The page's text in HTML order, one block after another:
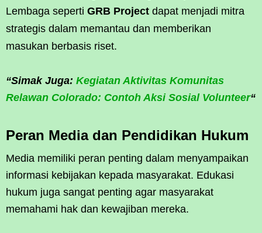
Lembaga seperti GRB Project dapat menjadi mitra
strategis dalam memantau dan memberikan
masukan berbasis riset.
“Simak Juga: Kegiatan Aktivitas Komunitas
Relawan Colorado: Contoh Aksi Sosial Volunteer“
Peran Media dan Pendidikan Hukum
Media memiliki peran penting dalam menyampaikan
informasi kebijakan kepada masyarakat. Edukasi
hukum juga sangat penting agar masyarakat
memahami hak dan kewajiban mereka.